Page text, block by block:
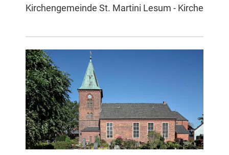
Kirchengemeinde St. Martini Lesum - Kirche